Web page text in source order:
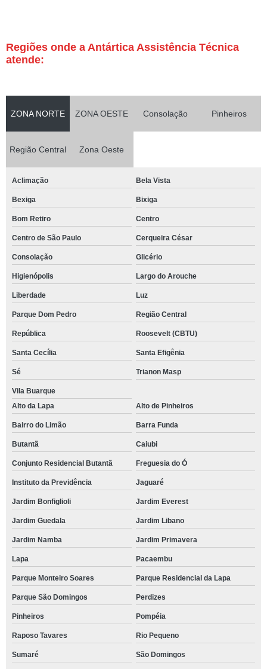
Regiões onde a Antártica Assistência Técnica
atende:
ZONA NORTE ZONA OESTE Consolação Pinheiros
Região Central Zona Oeste
Aclimação Bela Vista
Bexiga Bixiga
Bom Retiro Centro
Centro de São Paulo Cerqueira César
Consolação Glicério
Higienópolis Largo do Arouche
Liberdade Luz
Parque Dom Pedro Região Central
República Roosevelt (CBTU)
Santa Cecília Santa Efigênia
Sé Trianon Masp
Vila Buarque
Alto da Lapa
Alto de Pinheiros
Bairro do Limão Barra Funda
Butantã Caiubi
Conjunto Residencial Butantã Freguesia do Ó
Instituto da Previdência Jaguaré
Jardim Bonfiglioli Jardim Everest
Jardim Guedala Jardim Libano
Jardim Namba Jardim Primavera
Lapa Pacaembu
Parque Monteiro Soares Parque Residencial da Lapa
Parque São Domingos Perdizes
Pinheiros Pompéia
Raposo Tavares Rio Pequeno
Sumaré São Domingos